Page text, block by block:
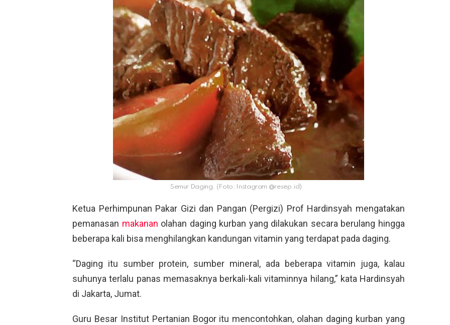
Semur Daging. (Foto: Instagram @resep.id)
Ketua Perhimpunan Pakar Gizi dan Pangan (Pergizi) Prof Hardinsyah mengatakan
pemanasan makanan olahan daging kurban yang dilakukan secara berulang hingga
beberapa kali bisa menghilangkan kandungan vitamin yang terdapat pada daging.
“Daging itu sumber protein, sumber mineral, ada beberapa vitamin juga, kalau
suhunya terlalu panas memasaknya berkali-kali vitaminnya hilang,” kata Hardinsyah
di Jakarta, Jumat.
Guru Besar Institut Pertanian Bogor itu mencontohkan, olahan daging kurban yang